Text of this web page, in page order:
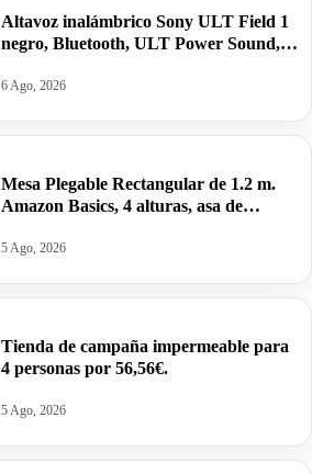
Altavoz inalámbrico Sony ULT Field 1
negro, Bluetooth, ULT Power Sound,
por 62,04€ antes 84,55€.
6 Ago, 2026
Mesa Plegable Rectangular de 1.2 m.
Amazon Basics, 4 alturas, asa de
22,99€ antes 39,95€.
5 Ago, 2026
Tienda de campaña impermeable para
4 personas por 56,56€.
5 Ago, 2026